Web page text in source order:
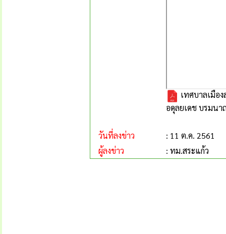
เทศบาลเมือ
อดุลยเดช บรมน
วันที่ลงข่าว
: 11 ต.ค. 2561
ผู้ลงข่าว
: ทม.สระแก้ว